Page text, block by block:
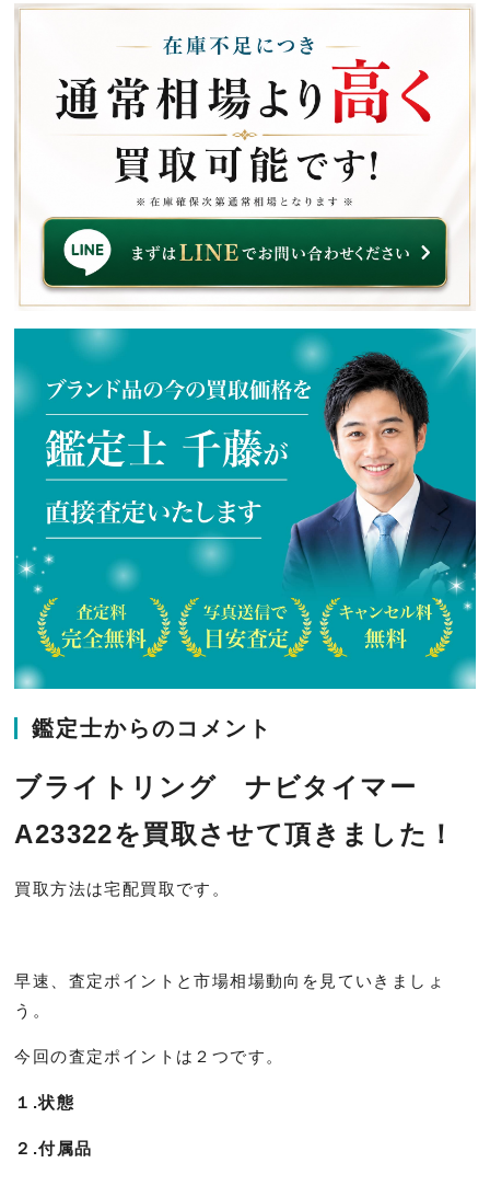
鑑定士からのコメント
ブライトリング ナビタイマー
A23322を買取させて頂きました！
買取方法は宅配買取です。
早速、査定ポイントと市場相場動向を見ていきましょ
う。
今回の査定ポイントは２つです。
１.状態
２.付属品